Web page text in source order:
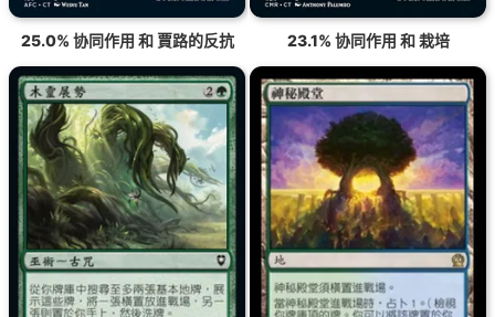
25.0% 协同作用 和 賈路的反抗 23.1% 协同作用 和 栽培